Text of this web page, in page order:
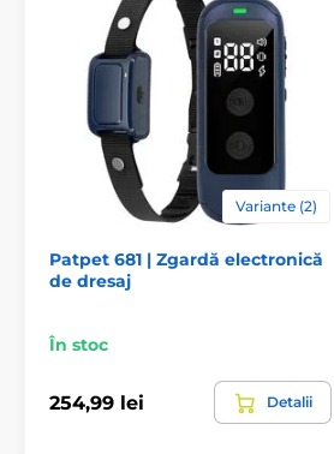
realizată din materiale
lungime ajustabilă
Greutate și dimensiuni
Telecomandă:
lățime
cm; adâncime – 2,2 cm.
6,5 cm; înălțime – 3,8
Variante (2)
Patpet 681 | Zgardă electronică
de dresaj
În stoc
254,99 lei Detalii